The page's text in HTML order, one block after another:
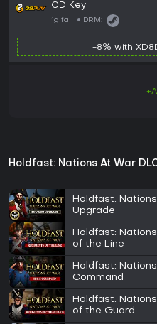
CD Key
1g fa DRM:
-8% with
Holdfast: Nations At War
Holdfast:
Upgrade
Holdfast:
of the Line
Holdfast:
Command
Holdfast:
of the Guard